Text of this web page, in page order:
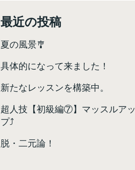
最近の投稿
夏の風景🎐
具体的になって来ました！
新たなレッスンを構築中。
超人技【初級編⑦】マッスルアッ
プ⤴️
脱・二元論！